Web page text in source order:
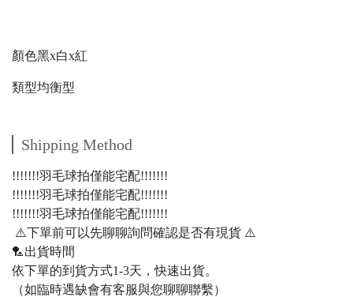
顏色黑x白x紅
類型均衡型
Shipping Method
!!!!!!!羽毛球拍僅能宅配!!!!!!!
!!!!!!!羽毛球拍僅能宅配!!!!!!!
!!!!!!!羽毛球拍僅能宅配!!!!!!!
⚠️下單前可以先聊聊詢問確認是否有現貨 ⚠️
🏸出貨時間
依下單的到貨方式1-3天，快速出貨。
（如臨時遇缺會有客服與您聊聊聯繫）